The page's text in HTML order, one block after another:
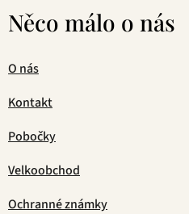
Něco málo o nás
O nás
Kontakt
Pobočky
Velkoobchod
Ochranné známky